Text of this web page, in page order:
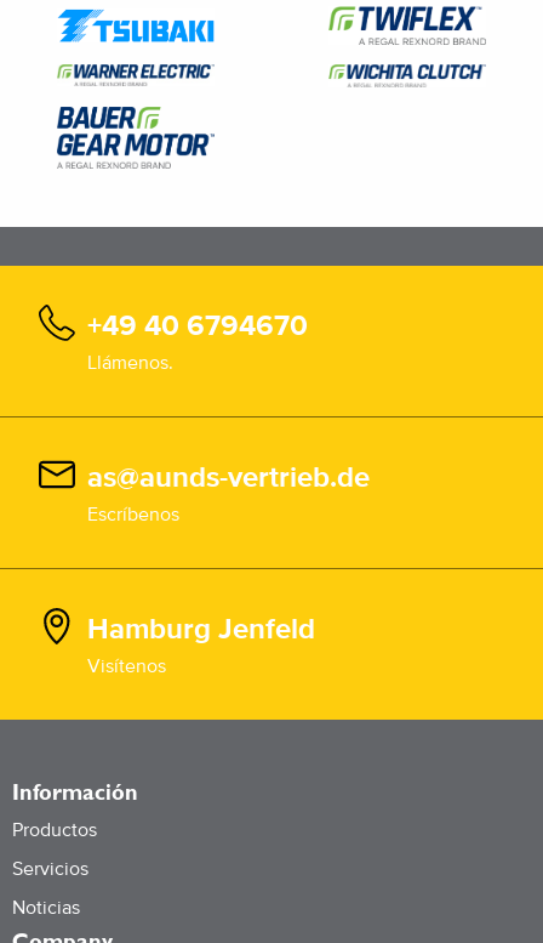
+49 40 6794670
Llámenos.
as@aunds-vertrieb.de
Escríbenos
Hamburg Jenfeld
Visítenos
Información
Productos
Servicios
Noticias